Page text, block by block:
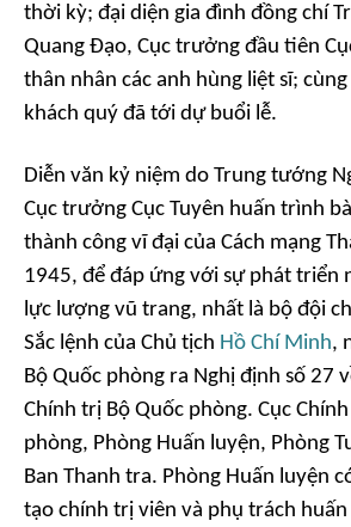
thời kỳ; đại diện gia đình đồng chí
Quang Đạo, Cục trưởng đầu tiên
thân nhân các anh hùng liệt sĩ;
khách quý đã tới dự buổi lễ.
Diễn văn kỷ niệm do Trung tướng
Cục trưởng Cục Tuyên huấn trình
thành công vĩ đại của Cách mạng
1945, để đáp ứng với sự phát triển
lực lượng vũ trang, nhất là bộ đội
Sắc lệnh của Chủ tịch Hồ Chí Minh,
Bộ Quốc phòng ra Nghị định số 27
Chính trị Bộ Quốc phòng. Cục
phòng, Phòng Huấn luyện, Phòng
Ban Thanh tra. Phòng Huấn luyện
tạo chính trị viên và phụ trách